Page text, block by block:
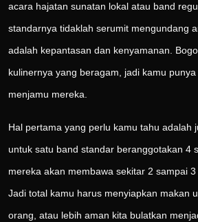
acara hajatan sunatan lokal atau band
standarnya tidaklah serumit mengundang
adalah kepantasan dan kenyamanan.
kulinernya yang beragam, jadi kamu
menjamu mereka.
Hal pertama yang perlu kamu tahu adalah
untuk satu band standar beranggotakan 4
mereka akan membawa sekitar 2 sampai
Jadi total kamu harus menyiapkan makan
orang, atau lebih aman kita bulatkan